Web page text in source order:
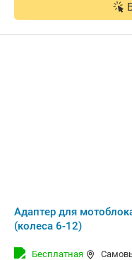
Адаптер для
(колеса 6-12)
Бесплатная